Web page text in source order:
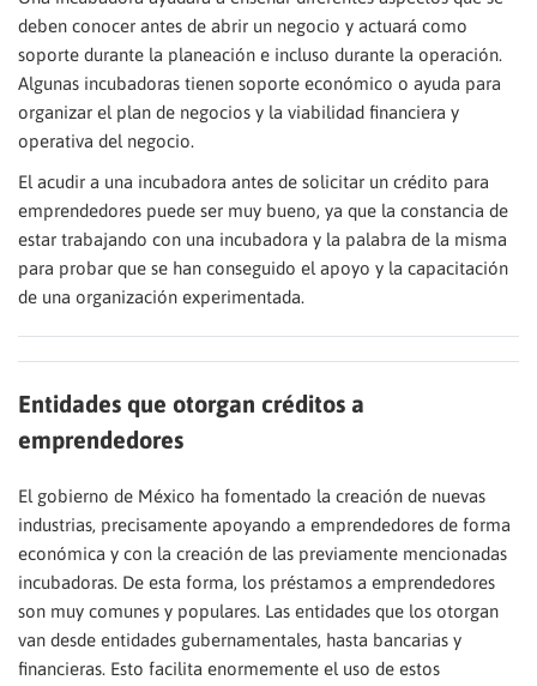
deben conocer antes de abrir un negocio y actuará como
soporte durante la planeación e incluso durante la operación.
Algunas incubadoras tienen soporte económico o ayuda para
organizar el plan de negocios y la viabilidad financiera y
operativa del negocio.
El acudir a una incubadora antes de solicitar un crédito para
emprendedores puede ser muy bueno, ya que la constancia de
estar trabajando con una incubadora y la palabra de la misma
para probar que se han conseguido el apoyo y la capacitación
de una organización experimentada.
Entidades que otorgan créditos a
emprendedores
El gobierno de México ha fomentado la creación de nuevas
industrias, precisamente apoyando a emprendedores de forma
económica y con la creación de las previamente mencionadas
incubadoras. De esta forma, los préstamos a emprendedores
son muy comunes y populares. Las entidades que los otorgan
van desde entidades gubernamentales, hasta bancarias y
financieras. Esto facilita enormemente el uso de estos